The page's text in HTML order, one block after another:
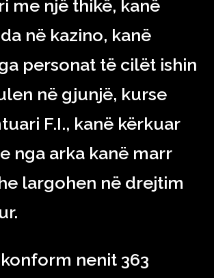
me një thikë, kanë
në kazino, kanë
personat të cilët ishin
në gjunjë, kurse
F.I., kanë kërkuar
nga arka kanë marr
largohen në drejtim
nenit 363